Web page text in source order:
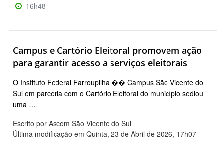
16h48
Campus e Cartório Eleitoral promovem ação
para garantir acesso a serviços eleitorais
O Instituto Federal Farroupilha �� Campus São Vicente do
Sul em parceria com o Cartório Eleitoral do município sediou
uma …
Escrito por Ascom São Vicente do Sul
Última modificação em Quinta, 23 de Abril de 2026, 17h07